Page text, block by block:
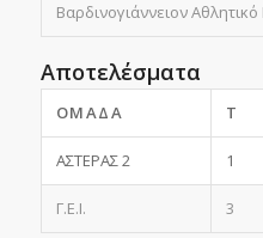
Βαρδινογιάννειον
Αποτελέσματα
ΟΜΆΔΑ T
ΑΣΤΕΡΑΣ 2 1
Γ.Ε.Ι. 3